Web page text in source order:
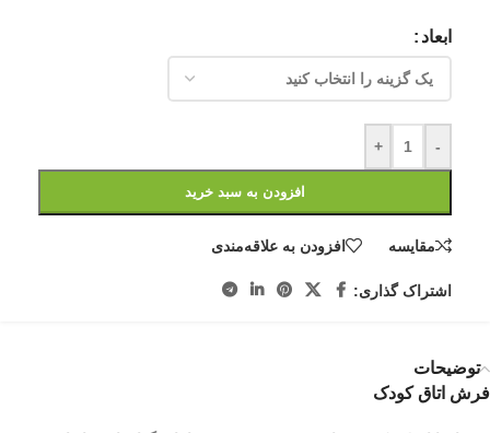
ابعاد
-
+
افزودن به سبد خرید
مقایسه افزودن به علاقه‌مندی
اشتراک گذاری:
توضیحات
فرش اتاق کودک